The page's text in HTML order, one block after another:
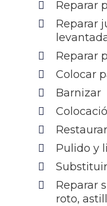
Reparar
Reparar
Reparar
Colocar
Barnizar
Pulido y
Substituir
Reparar
roto,